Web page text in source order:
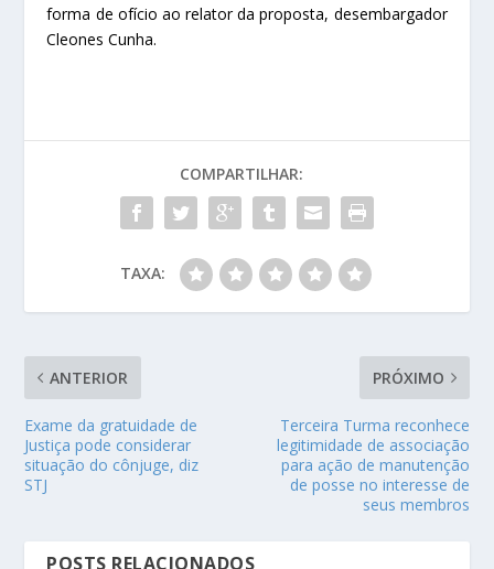
forma de ofício ao relator da proposta, desembargador
Cleones Cunha.
COMPARTILHAR:
TAXA:
ANTERIOR
Exame da gratuidade de
Justiça pode considerar
situação do cônjuge, diz
STJ
PRÓXIMO
Terceira Turma reconhece
legitimidade de associação
para ação de manutenção
de posse no interesse de
seus membros
POSTS RELACIONADOS